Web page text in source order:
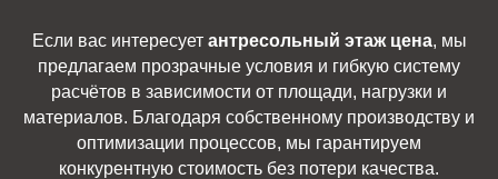
Если вас интересует антресольный этаж цена, мы
предлагаем прозрачные условия и гибкую систему
расчётов в зависимости от площади, нагрузки и
материалов. Благодаря собственному производству и
оптимизации процессов, мы гарантируем
конкурентную стоимость без потери качества.